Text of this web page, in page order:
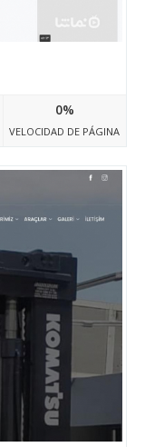
0%
VELOCIDAD DE PÁGINA